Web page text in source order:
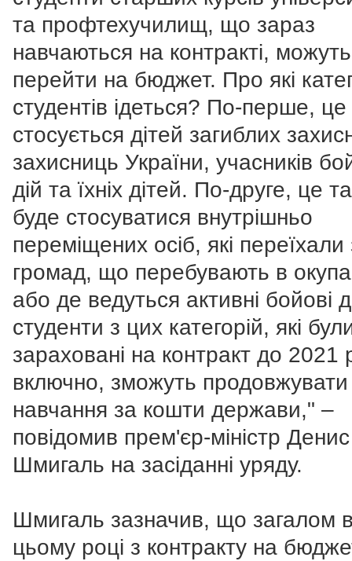
та профтехучилищ, що зараз
навчаються на контракті, можуть
перейти на бюджет. Про які
студентів ідеться? По-перше, це
стосується дітей загиблих
захисниць України, учасників
дій та їхніх дітей. По-друге, це
буде стосуватися внутрішньо
переміщених осіб, які переїхали
громад, що перебувають в
або де ведуться активні бойові
студенти з цих категорій, які
зараховані на контракт до 2021
включно, зможуть продовжувати
навчання за кошти держави," –
повідомив прем'єр-міністр Денис
Шмигаль на засіданні уряду.
Шмигаль зазначив, що загалом
цьому році з контракту на